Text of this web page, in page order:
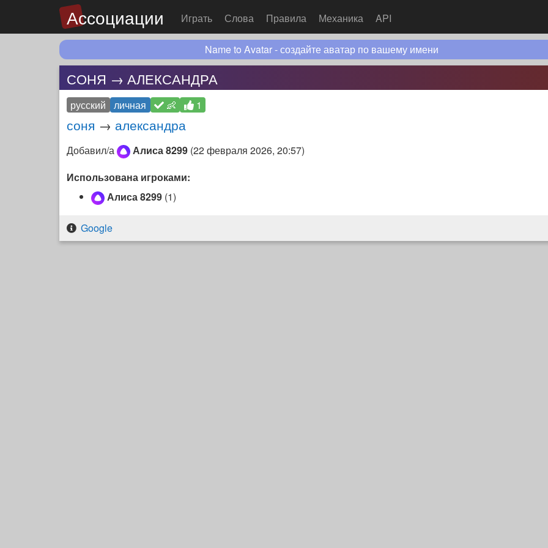
Ассоциации Играть Слова Правила Механика API
Name to Avatar - создайте аватар по вашему имени
СОНЯ → АЛЕКСАНДРА
русский личная 👶 1
соня → александра
Добавил/а Алиса 8299 (22 февраля 2026, 20:57)
Использована игроками:
Алиса 8299 (1)
Google